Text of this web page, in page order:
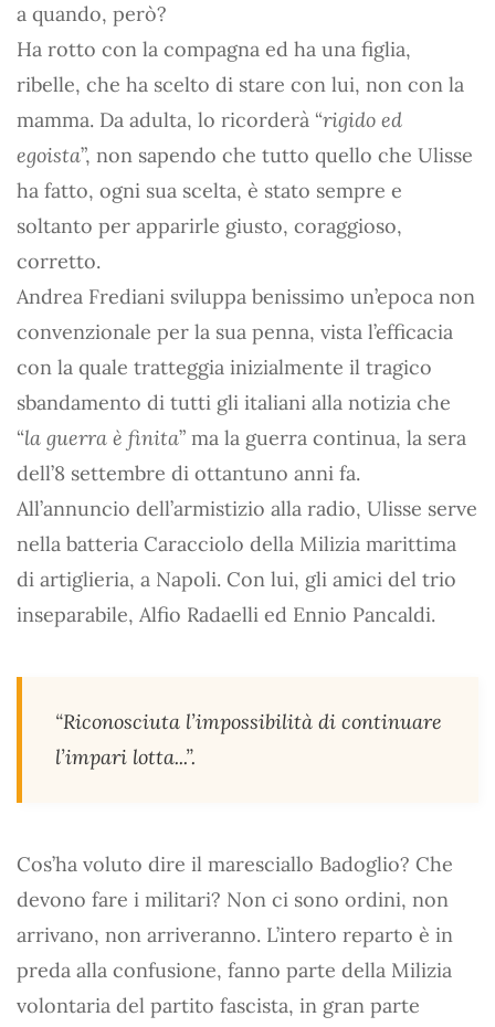
a quando, però?
Ha rotto con la compagna ed ha una figlia,
ribelle, che ha scelto di stare con lui, non con la
mamma. Da adulta, lo ricorderà “rigido ed
egoista”, non sapendo che tutto quello che Ulisse
ha fatto, ogni sua scelta, è stato sempre e
soltanto per apparirle giusto, coraggioso,
corretto.
Andrea Frediani sviluppa benissimo un’epoca non
convenzionale per la sua penna, vista l’efficacia
con la quale tratteggia inizialmente il tragico
sbandamento di tutti gli italiani alla notizia che
“la guerra è finita” ma la guerra continua, la sera
dell’8 settembre di ottantuno anni fa.
All’annuncio dell’armistizio alla radio, Ulisse serve
nella batteria Caracciolo della Milizia marittima
di artiglieria, a Napoli. Con lui, gli amici del trio
inseparabile, Alfio Radaelli ed Ennio Pancaldi.
“Riconosciuta l’impossibilità di continuare
l’impari lotta...”.
Cos’ha voluto dire il maresciallo Badoglio? Che
devono fare i militari? Non ci sono ordini, non
arrivano, non arriveranno. L’intero reparto è in
preda alla confusione, fanno parte della Milizia
volontaria del partito fascista, in gran parte